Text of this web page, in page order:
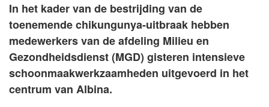
In het kader van de bestrijding van de
toenemende chikungunya-uitbraak hebben
medewerkers van de afdeling Milieu en
Gezondheidsdienst (MGD) gisteren intensieve
schoonmaakwerkzaamheden uitgevoerd in het
centrum van Albina.